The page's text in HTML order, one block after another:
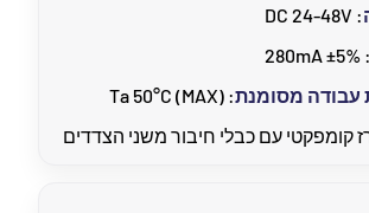
: DC 24-48V
: 280mA ±5%
עבודה מסומנת: Ta 50°C (MAX)
קומפקטי עם כבלי חיבור משני הצדדים